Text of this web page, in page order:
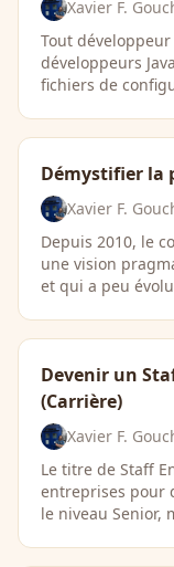
Xavier F.
Tout
développeurs
fichiers de
Démystifier la
Xavier F.
Depuis 2010, le
une vision
et qui a peu
Devenir un
(Carrière)
Xavier F.
Le titre de Staff
entreprises pour
le niveau Senior,